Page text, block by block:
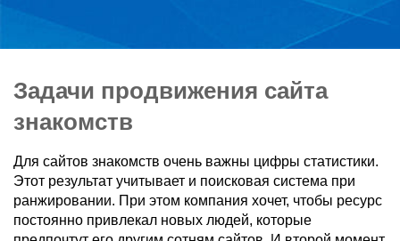
Задачи продвижения сайта
знакомств
Для сайтов знакомств очень важны цифры статистики.
Этот результат учитывает и поисковая система при
ранжировании. При этом компания хочет, чтобы ресурс
постоянно привлекал новых людей, которые